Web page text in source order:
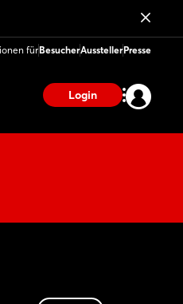
fürBesucherAusstellerPresse
Login